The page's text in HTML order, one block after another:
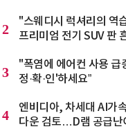
2
"스웨디시 럭셔리의 역
프리미엄 전기 SUV 판
3
"폭염에 에어컨 사용
정·확·인'하세요”
4
엔비디아, 차세대 AI가
다운 검토…D램 공급난